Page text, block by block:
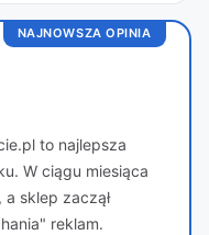
NAJNOWSZA OPINIA
to najlepsza
W ciągu miesiąca
sklep zaczął
reklam.